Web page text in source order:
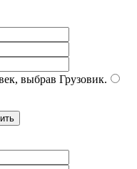
выбрав Грузовик.